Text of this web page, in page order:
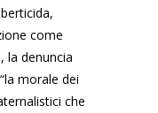
come
la denuncia
morale dei
che